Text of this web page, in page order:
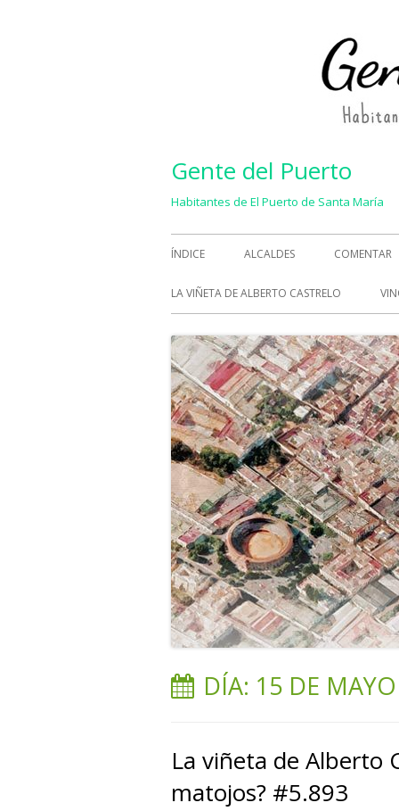
Gente del Puerto
Habitantes de El Puerto de Santa María
Menú
principal
ÍNDICE ALCALDES COMENTAR
LA VIÑETA DE ALBERTO CASTRELO
DÍA: 15 DE
La viñeta de Alberto
matojos? #5.893